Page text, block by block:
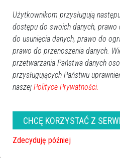
Zobacz również
Użytkownikom przysługują
dostępu do swoich danych,
do usunięcia danych, prawo do
prawo do przenoszenia danych.
przetwarzania Państwa danych
przysługujących Państwu
naszej Polityce Prywatności.
CHCĘ KORZYSTAĆ Z
Zdecyduję później